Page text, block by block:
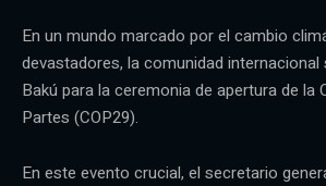
En un mundo marcado por el cambio
devastadores, la comunidad internacional
Bakú para la ceremonia de apertura de la
Partes (COP29).
En este evento crucial, el secretario